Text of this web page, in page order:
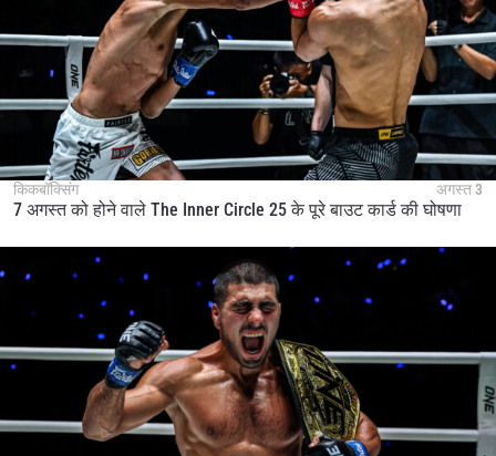
किकबॉक्सिंग अगस्त 3
7 अगस्त को होने वाले The Inner Circle 25 के पूरे बाउट कार्ड की घोषणा